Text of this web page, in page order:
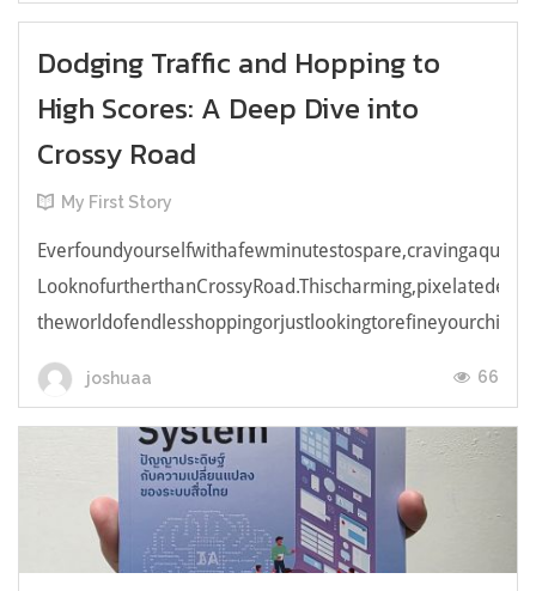
Dodging Traffic and Hopping to
High Scores: A Deep Dive into
Crossy Road
My First Story
joshuaa 66